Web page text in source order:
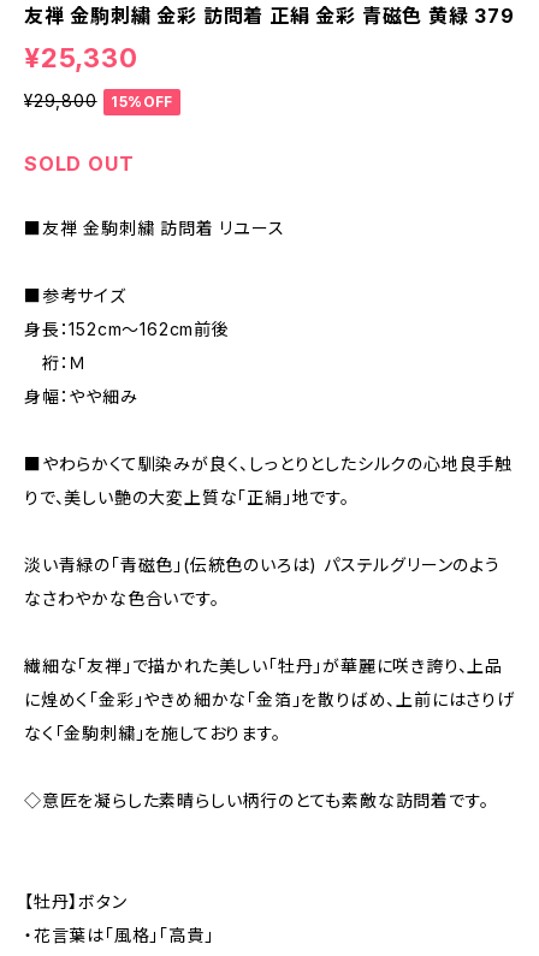
友禅 金駒刺繍 金彩 訪問着 正絹 金彩 青磁色 黄緑 379
¥25,330
¥29,800 15%OFF
SOLD OUT
■友禅 金駒刺繍 訪問着 リユース
■参考サイズ
身長：152cm～162cm前後
裄：Ｍ
身幅：やや細み
■やわらかくて馴染みが良く、しっとりとしたシルクの心地良手触
りで、美しい艶の大変上質な「正絹」地です。
淡い青緑の「青磁色」(伝統色のいろは) パステルグリーンのよう
なさわやかな色合いです。
繊細な「友禅」で描かれた美しい「牡丹」が華麗に咲き誇り、上品
に煌めく「金彩」やきめ細かな「金箔」を散りばめ、上前にはさりげ
なく「金駒刺繍」を施しております。
◇意匠を凝らした素晴らしい柄行のとても素敵な訪問着です。
【牡丹】ボタン
・花言葉は「風格」「高貴」